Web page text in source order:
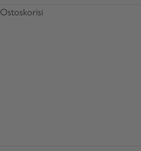
Ostoskorisi